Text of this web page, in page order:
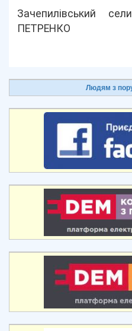
Зачепилівський
ПЕТРЕНКО
Людям з